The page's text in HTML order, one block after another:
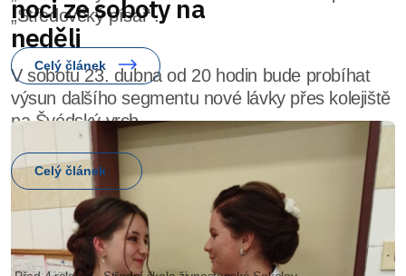
„Středověký písař“.
Celý článek